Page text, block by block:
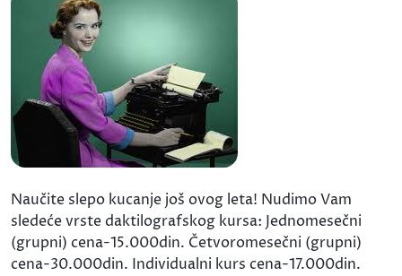
Naučite slepo kucanje još ovog leta! Nudimo Vam
sledeće vrste daktilografskog kursa: Jednomesečni
(grupni) cena-15.000din. Četvoromesečni (grupni)
cena-30.000din. Individualni kurs cena-17.000din.